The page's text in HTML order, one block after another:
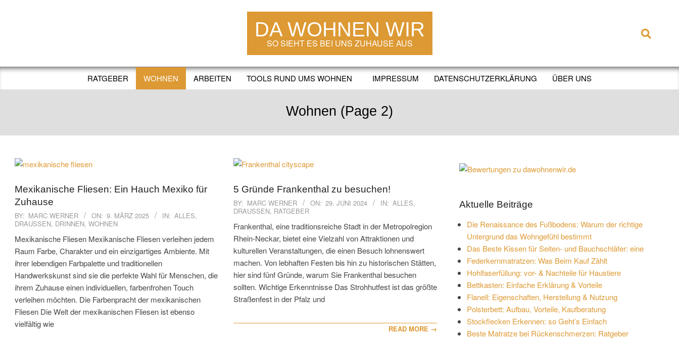
DA WOHNEN WIR
SO SIEHT ES BEI UNS ZUHAUSE AUS
Secondary
Menu
RATGEBER WOHNEN ARBEITEN TOOLS RUND UMS WOHNEN IMPRESSUM DATENSCHUTZERKLÄRUNG ÜBER UNS
Wohnen (Page 2)
Mexikanische Fliesen: Ein Hauch Mexiko für
Zuhause
2025-
03-
09
BY: MARC WERNER ON: 9. MÄRZ 2025 IN: ALLES,
DRAUSSEN, DRINNEN, WOHNEN
Mexikanische Fliesen Mexikanische Fliesen verleihen jedem
Raum Farbe, Charakter und ein einzigartiges Ambiente. Mit
ihrer lebendigen Farbpalette und traditionellen
Handwerkskunst sind sie die perfekte Wahl für Menschen, die
ihrem Zuhause einen individuellen, farbenfrohen Touch
verleihen möchten. Die Farbenpracht der mexikanischen
Fliesen Die Welt der mexikanischen Fliesen ist ebenso
vielfältig wie
5 Gründe Frankenthal zu besuchen!
2024-
06-
29
BY: MARC WERNER ON: 29. JUNI 2024 IN: ALLES,
DRAUSSEN, RATGEBER
Frankenthal, eine traditionsreiche Stadt in der Metropolregion
Rhein-Neckar, bietet eine Vielzahl von Attraktionen und
kulturellen Veranstaltungen, die einen Besuch lohnenswert
machen. Von lebhaften Festen bis hin zu historischen Stätten,
hier sind fünf Gründe, warum Sie Frankenthal besuchen
sollten. Wichtige Erkenntnisse Das Strohhutfest ist das größte
Straßenfest in der Pfalz und
READ MORE →
Aktuelle Beiträge
Die Renaissance des Fußbodens: Warum der richtige
Untergrund das Wohngefühl bestimmt
Das Beste Kissen für Seiten- und Bauchschläfer: eine
Federkernmatratzen: Was Beim Kauf Zählt
Hohlfaserfüllung: vor- & Nachteile für Haustiere
Bettkasten: Einfache Erklärung & Vorteile
Flanell: Eigenschaften, Herstellung & Nutzung
Polsterbett: Aufbau, Vorteile, Kaufberatung
Stockflecken Erkennen: so Geht’s Einfach
Beste Matratze bei Rückenschmerzen: Ratgeber